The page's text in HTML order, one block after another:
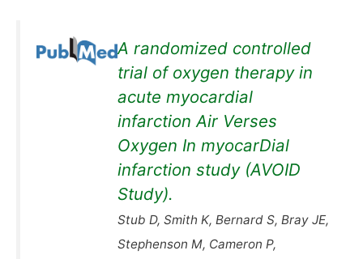
A randomized controlled
trial of oxygen therapy in
acute myocardial
infarction Air Verses
Oxygen In myocarDial
infarction study (AVOID
Study).
Stub D, Smith K, Bernard S, Bray JE,
Stephenson M, Cameron P,